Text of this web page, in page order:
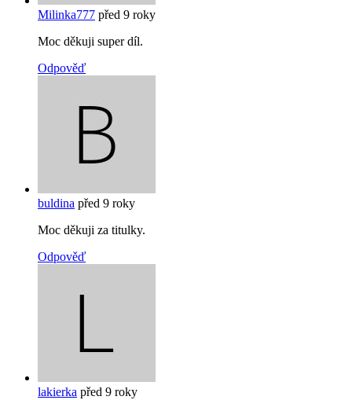
Milinka777 před 9 roky
Moc děkuji super díl.
Odpověď
buldina před 9 roky
Moc děkuji za titulky.
Odpověď
lakierka před 9 roky